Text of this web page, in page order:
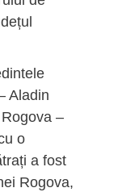
Aladin
–
o
a fost
Rogova,